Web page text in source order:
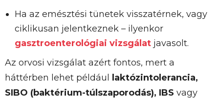
Ha az emésztési tünetek visszatérnek, vagy
ciklikusan jelentkeznek – ilyenkor
gasztroenterológiai vizsgálat javasolt.
Az orvosi vizsgálat azért fontos, mert a
háttérben lehet például
laktózintolerancia,
SIBO (baktérium-túlszaporodás), IBS vagy